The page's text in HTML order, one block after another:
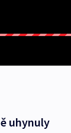
uhynuly